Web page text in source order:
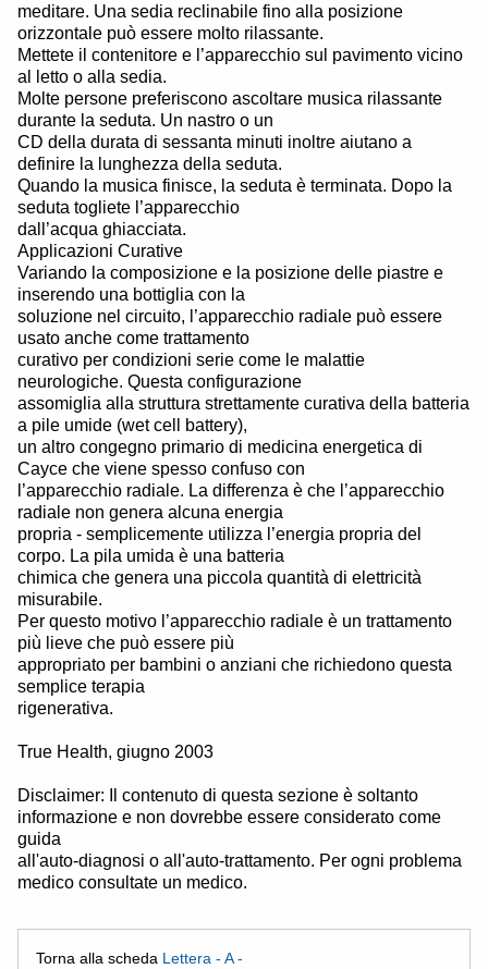
meditare. Una sedia reclinabile fino alla posizione
orizzontale può essere molto rilassante.
Mettete il contenitore e l’apparecchio sul pavimento vicino
al letto o alla sedia.
Molte persone preferiscono ascoltare musica rilassante
durante la seduta. Un nastro o un
CD della durata di sessanta minuti inoltre aiutano a
definire la lunghezza della seduta.
Quando la musica finisce, la seduta è terminata. Dopo la
seduta togliete l’apparecchio
dall’acqua ghiacciata.
Applicazioni Curative
Variando la composizione e la posizione delle piastre e
inserendo una bottiglia con la
soluzione nel circuito, l’apparecchio radiale può essere
usato anche come trattamento
curativo per condizioni serie come le malattie
neurologiche. Questa configurazione
assomiglia alla struttura strettamente curativa della batteria
a pile umide (wet cell battery),
un altro congegno primario di medicina energetica di
Cayce che viene spesso confuso con
l’apparecchio radiale. La differenza è che l’apparecchio
radiale non genera alcuna energia
propria - semplicemente utilizza l’energia propria del
corpo. La pila umida è una batteria
chimica che genera una piccola quantità di elettricità
misurabile.
Per questo motivo l’apparecchio radiale è un trattamento
più lieve che può essere più
appropriato per bambini o anziani che richiedono questa
semplice terapia
rigenerativa.
True Health, giugno 2003
Disclaimer: Il contenuto di questa sezione è soltanto
informazione e non dovrebbe essere considerato come
guida
all'auto-diagnosi o all'auto-trattamento. Per ogni problema
medico consultate un medico.
Torna alla scheda Lettera - A -